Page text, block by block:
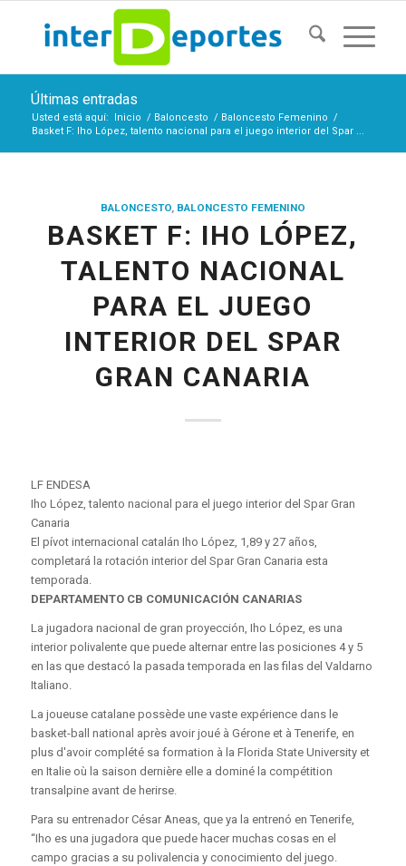
Últimas entradas
Usted está aquí: Inicio / Baloncesto / Baloncesto Femenino /
Basket F: Iho López, talento nacional para el juego interior del Spar ...
BALONCESTO, BALONCESTO FEMENINO
BASKET F: IHO LÓPEZ,
TALENTO NACIONAL
PARA EL JUEGO
INTERIOR DEL SPAR
GRAN CANARIA
LF ENDESA
Iho López, talento nacional para el juego interior del Spar Gran
Canaria
El pívot internacional catalán Iho López, 1,89 y 27 años,
completará la rotación interior del Spar Gran Canaria esta
temporada.
DEPARTAMENTO CB COMUNICACIÓN CANARIAS
La jugadora nacional de gran proyección, Iho López, es una
interior polivalente que puede alternar entre las posiciones 4 y 5
en las que destacó la pasada temporada en las filas del Valdarno
Italiano.
La joueuse catalane possède une vaste expérience dans le
basket-ball national après avoir joué à Gérone et à Tenerife, en
plus d'avoir complété sa formation à la Florida State University et
en Italie où la saison dernière elle a dominé la compétition
transalpine avant de herirse.
Para su entrenador César Aneas, que ya la entrenó en Tenerife,
“Iho es una jugadora que puede hacer muchas cosas en el
campo gracias a su polivalencia y conocimiento del juego.